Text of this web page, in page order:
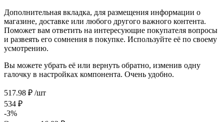
Дополнительная вкладка, для размещения информации о
магазине, доставке или любого другого важного контента.
Поможет вам ответить на интересующие покупателя вопросы
и развеять его сомнения в покупке. Используйте её по своему
усмотрению.
Вы можете убрать её или вернуть обратно, изменив одну
галочку в настройках компонента. Очень удобно.
517.98 ₽ /шт
534 ₽
-3%